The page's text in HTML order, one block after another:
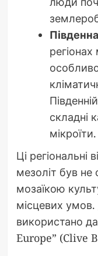
складні
мікроїти.
Ці регіональні
мезоліт був
мозаїкою
місцевих умов.
використано
Europe” (Clive